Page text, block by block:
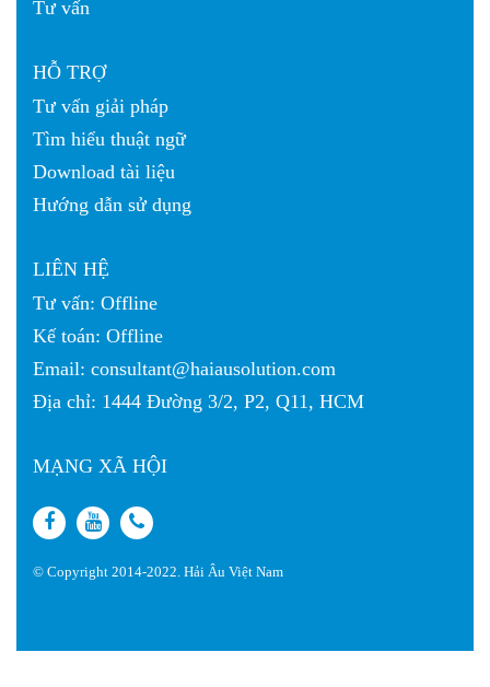
Tư vấn
HỖ TRỢ
Tư vấn giải pháp
Tìm hiểu thuật ngữ
Download tài liệu
Hướng dẫn sử dụng
LIÊN HỆ
Tư vấn: Offline
Kế toán: Offline
Email: consultant@haiausolution.com
Địa chỉ: 1444 Đường 3/2, P2, Q11, HCM
MẠNG XÃ HỘI
© Copyright 2014-2022. Hải Âu Việt Nam